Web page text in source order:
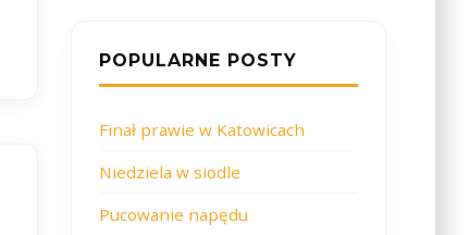
POPULARNE POSTY
Finał prawie w Katowicach
Niedziela w siodle
Pucowanie napędu